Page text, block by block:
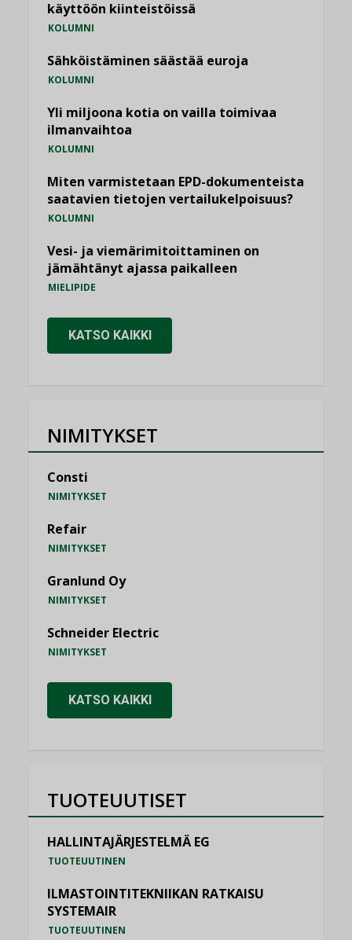
käyttöön kiinteistöissä
KOLUMNI
Sähköistäminen säästää euroja
KOLUMNI
Yli miljoona kotia on vailla toimivaa
ilmanvaihtoa
KOLUMNI
Miten varmistetaan EPD-dokumenteista
saatavien tietojen vertailukelpoisuus?
KOLUMNI
Vesi- ja viemärimitoittaminen on
jämähtänyt ajassa paikalleen
MIELIPIDE
KATSO KAIKKI
NIMITYKSET
Consti
NIMITYKSET
Refair
NIMITYKSET
Granlund Oy
NIMITYKSET
Schneider Electric
NIMITYKSET
KATSO KAIKKI
TUOTEUUTISET
HALLINTAJÄRJESTELMÄ EG
TUOTEUUTINEN
ILMASTOINTITEKNIIKAN RATKAISU
SYSTEMAIR
TUOTEUUTINEN